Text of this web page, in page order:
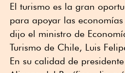
El turismo es la gran
para apoyar las
dijo el ministro de
Turismo de Chile, Luis
En su calidad de